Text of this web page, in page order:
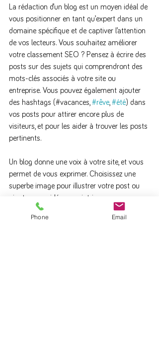
La rédaction d’un blog est un moyen idéal de
vous positionner en tant qu’expert dans un
domaine spécifique et de captiver l’attention
de vos lecteurs. Vous souhaitez améliorer
votre classement SEO ? Pensez à écrire des
posts sur des sujets qui comprendront des
mots-clés associés à votre site ou
entreprise. Vous pouvez également ajouter
des hashtags (#vacances, #rêve, #été) dans
vos posts pour attirer encore plus de
visiteurs, et pour les aider à trouver les posts
pertinents.
Un blog donne une voix à votre site, et vous
permet de vous exprimer. Choisissez une
superbe image pour illustrer votre post ou
ajoutez une vidéo pour intriguer encore
davantage vos visiteurs. Vous êtes prêt ?
Créez un nouveau post dès maintenant.
Phone Email